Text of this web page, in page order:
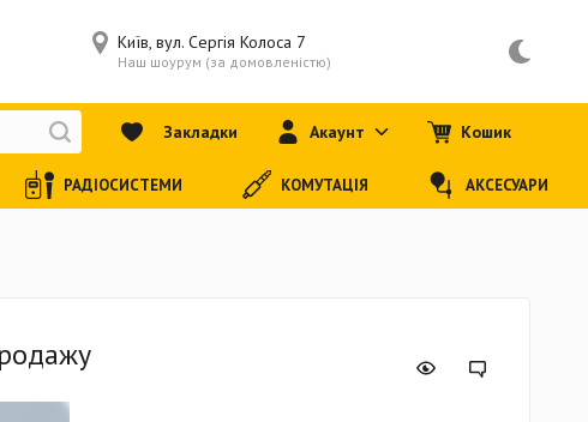
Київ, вул. Сергія Колоса 7
Наш шоурум (за домовленістю)
Закладки Акаунт Кошик
РАДІОСИСТЕМИ КОМУТАЦІЯ АКСЕСУАРИ